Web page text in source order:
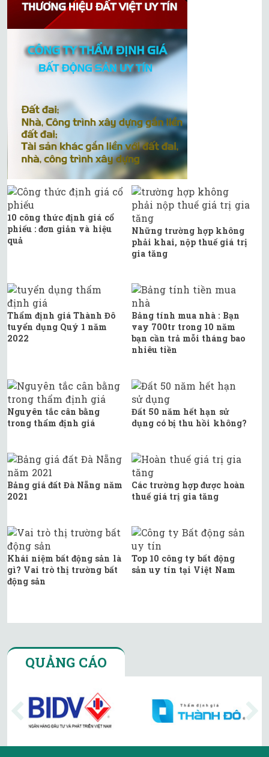
10 công thức định giá cổ
phiếu : đơn giản và hiệu
quả
Những trường hợp không
phải khai, nộp thuế giá trị
gia tăng
Thẩm định giá Thành Đô
tuyển dụng Quý 1 năm
2022
Bảng tính mua nhà : Bạn
vay 700tr trong 10 năm
bạn cần trả mỗi tháng bao
nhiêu tiền
Nguyên tắc cân bằng
trong thẩm định giá
Đất 50 năm hết hạn sử
dụng có bị thu hồi không?
Bảng giá đất Đà Nẵng năm
2021
Các trường hợp được hoàn
thuế giá trị gia tăng
Khái niệm bất động sản là
gì? Vai trò thị trường bất
động sản
Top 10 công ty bất động
sản uy tín tại Việt Nam
QUẢNG CÁO